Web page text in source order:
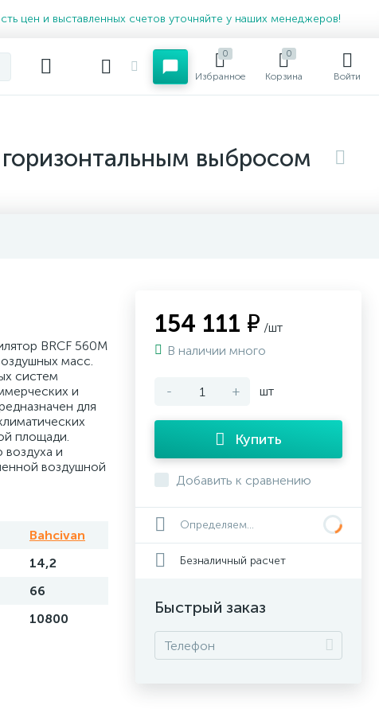
цен и выставленных счетов уточняйте у наших менеджеров!
0
Избранное
0
Корзина Войти
выбросом
BRCF 560M
масс.
систем
и
для
площади.
и
воздушной
Bahcivan
14,2
66
10800
154 111 ₽ /шт
В наличии много
- + шт
Купить
Добавить к сравнению
Определяем...
Безналичный расчет
Быстрый заказ